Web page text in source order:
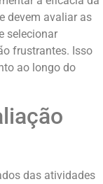
devem avaliar as
selecionar
frustrantes. Isso
ao longo do
das atividades